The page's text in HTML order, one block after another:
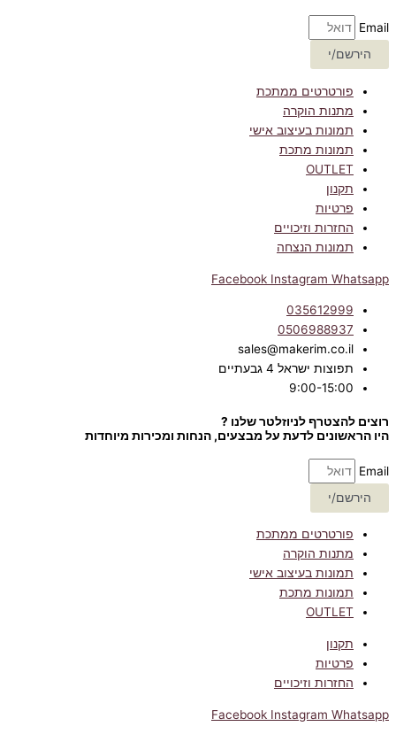
Email
הירשם/י
פורטרטים ממתכת
מתנות הוקרה
תמונות בעיצוב אישי
תמונות מתכת
OUTLET
תקנון
פרטיות
החזרות וזיכויים
תמונות הנצחה
Facebook Instagram Whatsapp
035612999
0506988937
sales@makerim.co.il
תפוצות ישראל 4 גבעתיים
9:00-15:00
רוצים להצטרף לניוזלטר שלנו ?
היו הראשונים לדעת על מבצעים, הנחות ומכירות מיוחדות
Email
הירשם/י
פורטרטים ממתכת
מתנות הוקרה
תמונות בעיצוב אישי
תמונות מתכת
OUTLET
תקנון
פרטיות
החזרות וזיכויים
Facebook Instagram Whatsapp